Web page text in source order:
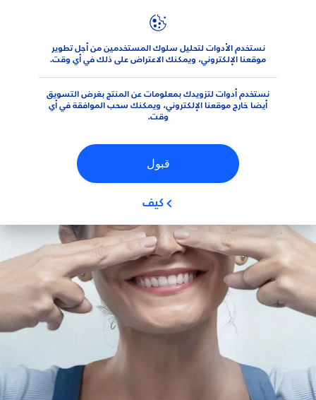
نستخدم الأدوات لتحليل سلوك المستخدمين من أجل تطوير
موقعنا الإلكتروني، ويمكنك الاعتراض على ذلك في أي وقت.
نستخدم أدوات لتزويدك بمعلومات عن المنتج بغرض التسويق
أيضا خارج موقعنا الإلكتروني، ويمكنك سحب الموافقة في أي
وقت.
قبول
كيف
المنتجات الوجه العناية بالوجه